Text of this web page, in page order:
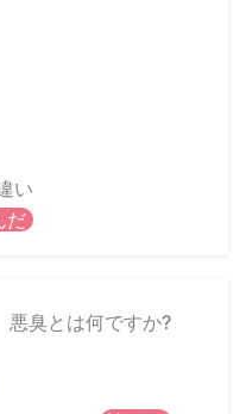
い
だ
悪臭とは何ですか?